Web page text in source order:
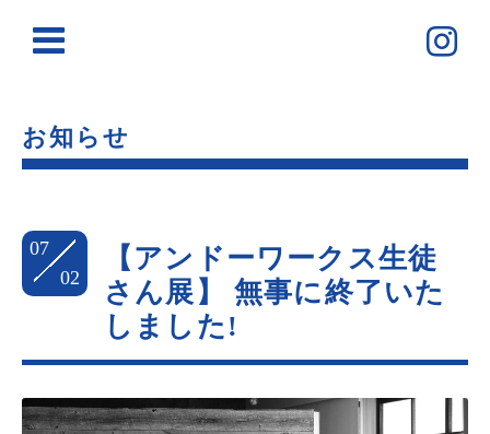
お知らせ
07
02
【アンドーワークス生徒
さん展】 無事に終了いた
しました!